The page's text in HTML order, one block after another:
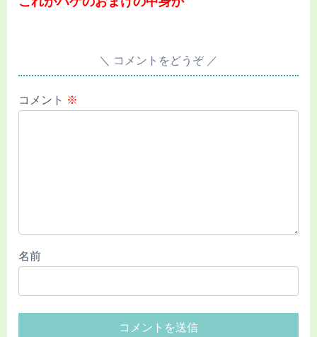
コメントをどうぞ
コメント ※
名前